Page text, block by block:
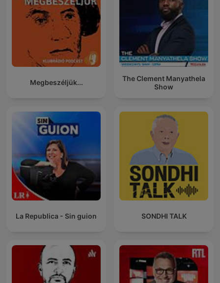
Megbeszéljük...
The Clement Manyathela
Show
La Republica - Sin guion SONDHI TALK